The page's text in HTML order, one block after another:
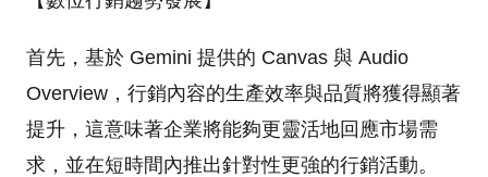
首先，基於 Gemini 提供的 Canvas 與 Audio
Overview，行銷內容的生產效率與品質將獲得顯著
提升，這意味著企業將能夠更靈活地回應市場需
求，並在短時間內推出針對性更強的行銷活動。